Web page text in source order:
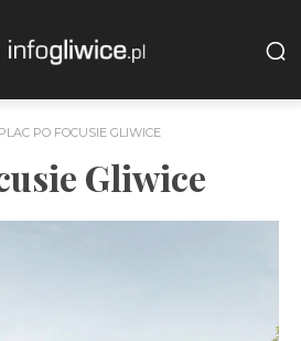
PLAC PO FOCUSIE GLIWICE
Gliwice